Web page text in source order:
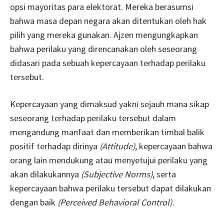
opsi mayoritas para elektorat. Mereka berasumsi
bahwa masa depan negara akan ditentukan oleh hak
pilih yang mereka gunakan. Ajzen mengungkapkan
bahwa perilaku yang direncanakan oleh seseorang
didasari pada sebuah kepercayaan terhadap perilaku
tersebut.
Kepercayaan yang dimaksud yakni sejauh mana sikap
seseorang terhadap perilaku tersebut dalam
mengandung manfaat dan memberikan timbal balik
positif terhadap dirinya (Attitude), kepercayaan bahwa
orang lain mendukung atau menyetujui perilaku yang
akan dilakukannya (Subjective Norms), serta
kepercayaan bahwa perilaku tersebut dapat dilakukan
dengan baik (Perceived Behavioral Control).